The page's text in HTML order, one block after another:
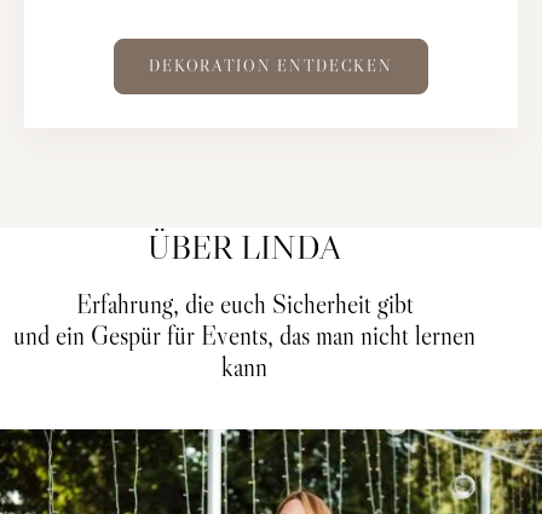
DEKORATION ENTDECKEN
ÜBER LINDA
Erfahrung, die euch Sicherheit gibt
und ein Gespür für Events, das man nicht lernen
kann